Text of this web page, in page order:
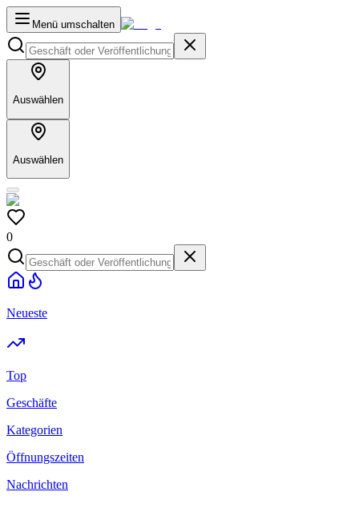
Menü umschalten
Auswählen
Auswählen
0
Neueste
Top
Geschäfte
Kategorien
Öffnungszeiten
Nachrichten